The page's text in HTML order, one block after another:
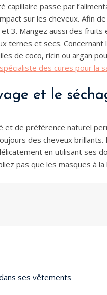
capillaire passe par
sur les cheveux. Afin
3. Mangez aussi des fruits
ternes et secs.
de coco, ricin ou argan
des cures pour la
et le
et de préférence naturel
des cheveux
en utilisant ses
pas que les masques à
ses vêtements